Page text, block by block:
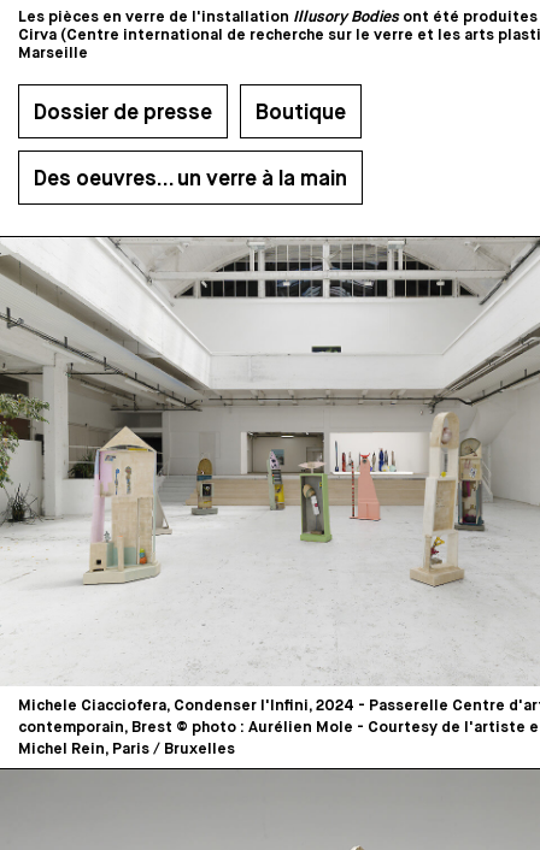
Michele Ciacciofera, Condenser l'Infini, 2024 - Passerelle Centre
contemporain, Brest © photo : Aurélien Mole - Courtesy de l'artiste
Michel Rein, Paris / Bruxelles
Les pièces en verre de l'installation Illusory Bodiesont été produites
Cirva (Centre international de recherche sur le verre et les arts
Marseille
Dossier de presse Boutique
Des oeuvres... un verre à la main